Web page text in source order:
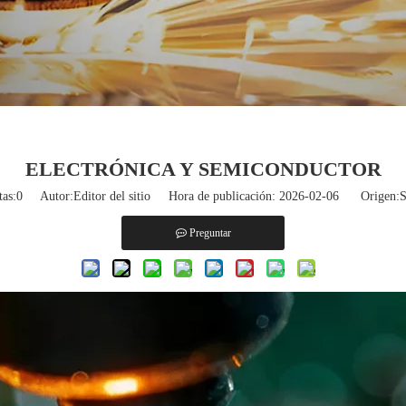
ELECTRÓNICA Y SEMICONDUCTOR
0Autor:Editor del sitio Hora de publicación: 2026-02-06 Origen:
Preguntar